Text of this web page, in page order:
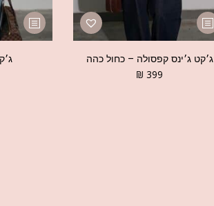
ג׳קט ג׳ינס קפסולה – כחול כהה
₪ 399